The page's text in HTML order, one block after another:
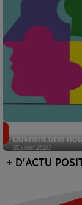
31 juillet 2026
ouvrent une
+ D'ACTU